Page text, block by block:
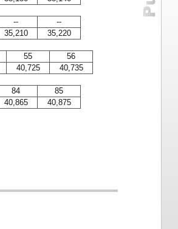
--
--
35,210
35,220
55
56
40,725 40,735
84
85
40,865
40,875